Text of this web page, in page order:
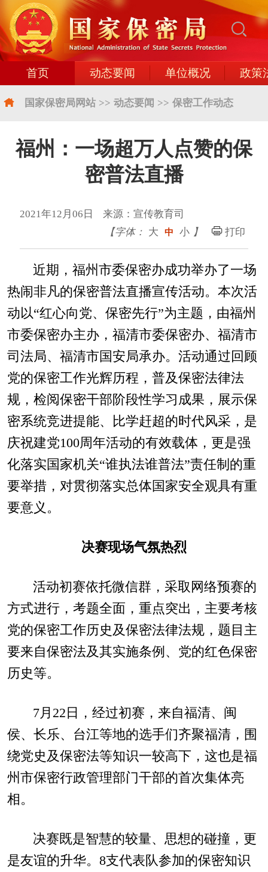
首页 动态要闻 单位概况 政策
国家保密局网站 >> 动态要闻 >> 保密工作动态
福州：一场超万人点赞的保
密普法直播
2021年12月06日 来源：宣传教育司
【字体： 大 中 小 】 打印
近期，福州市委保密办成功举办了一场
热闹非凡的保密普法直播宣传活动。本次活
动以“红心向党、保密先行”为主题，由福州
市委保密办主办，福清市委保密办、福清市
司法局、福清市国安局承办。活动通过回顾
党的保密工作光辉历程，普及保密法律法
规，检阅保密干部阶段性学习成果，展示保
密系统竞进提能、比学赶超的时代风采，是
庆祝建党100周年活动的有效载体，更是强
化落实国家机关“谁执法谁普法”责任制的重
要举措，对贯彻落实总体国家安全观具有重
要意义。
决赛现场气氛热烈
活动初赛依托微信群，采取网络预赛的
方式进行，考题全面，重点突出，主要考核
党的保密工作历史及保密法律法规，题目主
要来自保密法及其实施条例、党的红色保密
历史等。
7月22日，经过初赛，来自福清、闽
侯、长乐、台江等地的选手们齐聚福清，围
绕党史及保密法等知识一较高下，这也是福
州市保密行政管理部门干部的首次集体亮
相。
决赛既是智慧的较量、思想的碰撞，更
是友谊的升华。8支代表队参加的保密知识